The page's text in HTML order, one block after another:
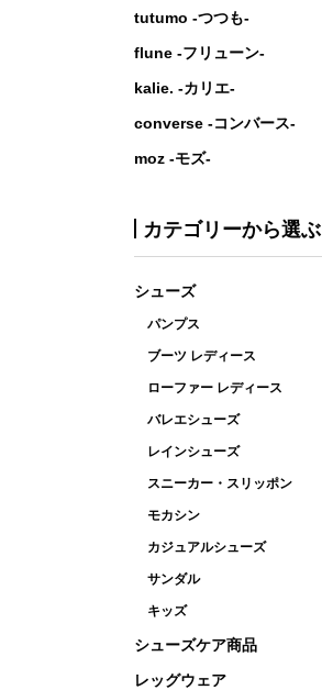
tutumo -つつも-
flune -フリューン-
kalie. -カリエ-
converse -コンバース-
moz -モズ-
カテゴリーから選ぶ
シューズ
パンプス
ブーツ レディース
ローファー レディース
バレエシューズ
レインシューズ
スニーカー・スリッポン
モカシン
カジュアルシューズ
サンダル
キッズ
シューズケア商品
レッグウェア